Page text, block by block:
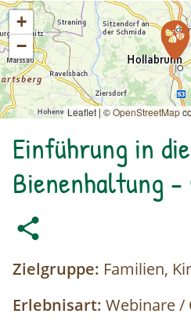
+
−
Leaflet | ©OpenStreetMap
Einführung in
Bienenhaltung -
Zielgruppe: Familien,
Erlebnisart: Webinare /